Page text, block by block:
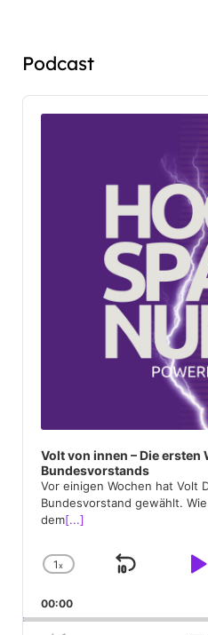
Podcast
Audio
Player
Volt von innen – Die ersten
Bundesvorstands
Vor einigen Wochen hat Volt
Bundesvorstand gewählt.
dem[...]
Change
Rate
1x
Skip
00:00